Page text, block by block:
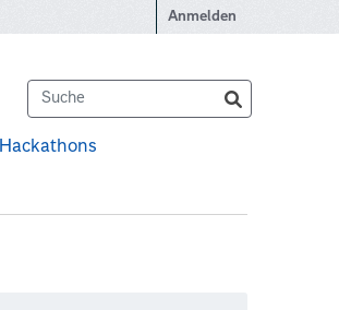
Anmelden
Hackathons